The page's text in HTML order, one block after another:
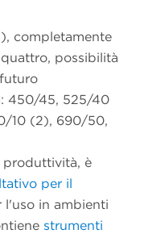
completamente
possibilità
450/45, 525/40
10 (2), 690/50,
produttività, è
per il
l'uso in ambienti
strumenti